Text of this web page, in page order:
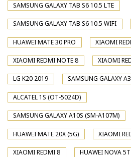
SAMSUNG GALAXY TAB S6 10.5 LTE
SAMSUNG GALAXY TAB S6 10.5 WIFI
HUAWEI MATE 30 PRO XIAOMI
XIAOMI REDMI NOTE 8 XIAOMI
LG K20 2019 SAMSUNG GALAXY
ALCATEL 1S (OT-5024D)
SAMSUNG GALAXY A10S (SM-A107M)
HUAWEI MATE 20X (5G) XIAOMI
XIAOMI REDMI 8 HUAWEI NOVA 5T